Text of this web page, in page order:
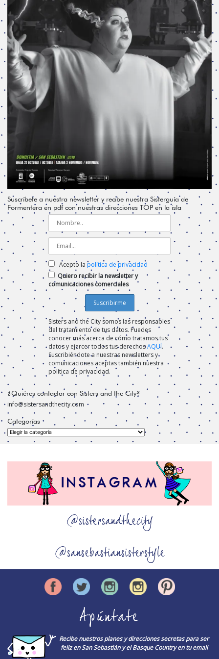
Suscríbete a nuestra newsletter y recibe nuestra Sisterguía de
Formentera en pdf con nuestras direcciones TOP en la isla
Acepto la política de privacidad
Quiero recibir la newsletter y
comunicaciones comerciales
Sisters and the City somos las responsables
del tratamiento de tus datos. Puedes
conocer más acerca de cómo tratamos tus
datos y ejercer todos tus derechosAQUÍ.
Suscribiéndote a nuestras newsletters y
comunicaciones aceptas también nuestra
política de privacidad.
¿Quiéres contactar con Sisters and the City?
info@sistersandthecity.com
Categorías
Categorías
@sistersandthecity
@sansebastiansisterstyle
Apúntate
Recibe nuestros planes y direcciones secretas para ser
feliz en San Sebastián y el Basque Country en tu email